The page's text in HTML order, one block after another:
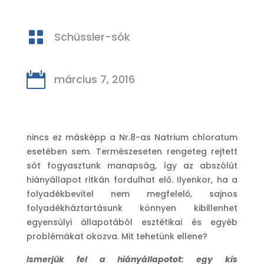
 Schüssler-sók
 március 7, 2016
nincs ez másképp a Nr.8-as Natrium chloratum
esetében sem. Természeseten rengeteg rejtett
sót fogyasztunk manapság, így az abszólút
hiányállapot ritkán fordulhat elő. Ilyenkor, ha a
folyadékbevitel nem megfelelő, sajnos
folyadékháztartásunk könnyen kibillenhet
egyensúlyi állapotából esztétikai és egyéb
problémákat okozva. Mit tehetünk ellene?
Ismerjük fel a hiányállapotot: egy kis